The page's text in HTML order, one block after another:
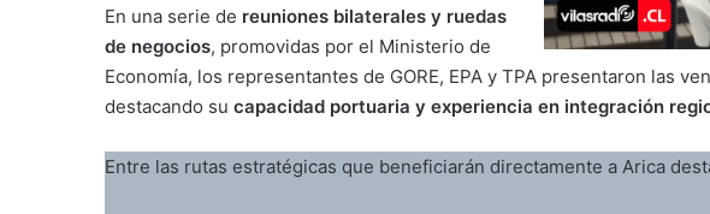
En una serie de reuniones bilaterales y ruedas
de negocios, promovidas por el Ministerio de
Economía, los representantes de GORE, EPA y TPA presentaron las
destacando su capacidad portuaria y experiencia en integración
Entre las rutas estratégicas que beneficiarán directamente a Arica